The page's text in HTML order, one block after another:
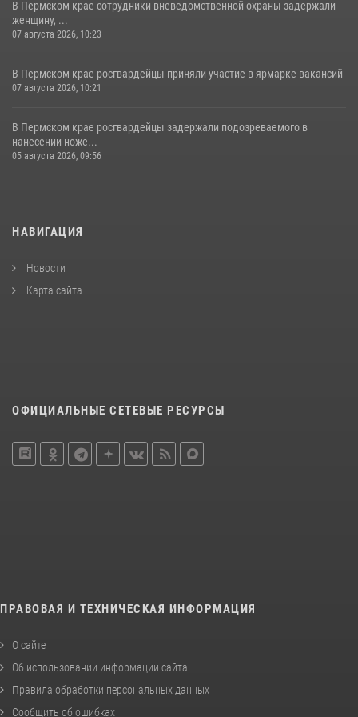
В Пермском крае сотрудники вневедомственной охраны задержали
женщину, ...
07 августа 2026, 10:23
В Пермском крае росгвардейцы приняли участие в ярмарке вакансий
07 августа 2026, 10:21
В Пермском крае росгвардейцы задержали подозреваемого в
нанесении ноже...
05 августа 2026, 09:56
НАВИГАЦИЯ
Новости
Карта сайта
ОФИЦИАЛЬНЫЕ СЕТЕВЫЕ РЕСУРСЫ
ПРАВОВАЯ И ТЕХНИЧЕСКАЯ ИНФОРМАЦИЯ
О сайте
Об использовании информации сайта
Правила обработки персональных данных
Сообщить об ошибках